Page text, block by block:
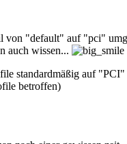
von "default" auf "pci"
auch wissen...
standardmäßig auf
betroffen)